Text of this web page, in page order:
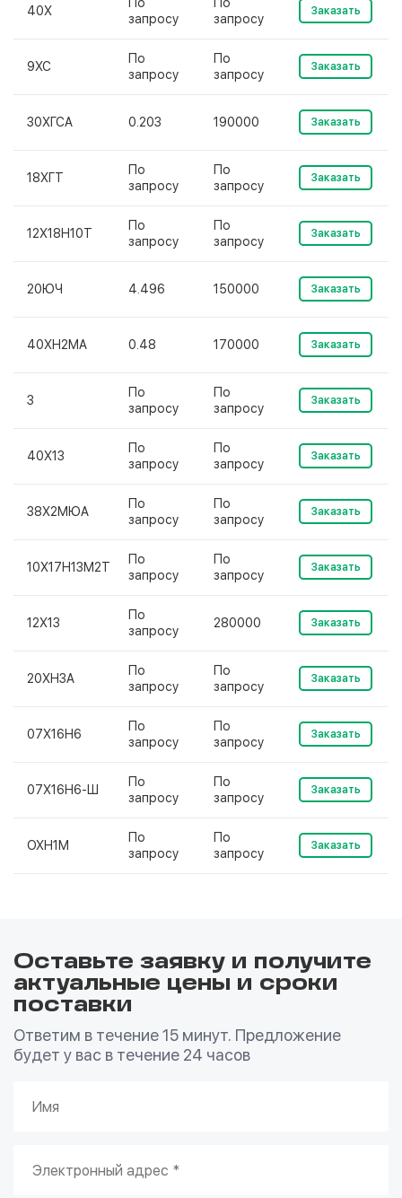
40Х
запросу
запросу
Заказать
9ХС
По
запросу
По
запросу
Заказать
30ХГСА 0.203 190000 Заказать
18ХГТ
По
запросу
По
запросу
Заказать
12Х18Н10Т
По
запросу
По
запросу
Заказать
20ЮЧ 4.496 150000 Заказать
40ХН2МА 0.48 170000 Заказать
3
По
запросу
По
запросу
Заказать
40Х13
По
запросу
По
запросу
Заказать
38Х2МЮА
По
запросу
По
запросу
Заказать
10Х17Н13М2Т
По
запросу
По
запросу
Заказать
12Х13
По
запросу
280000 Заказать
20ХН3А
По
запросу
По
запросу
Заказать
07Х16Н6
По
запросу
По
запросу
Заказать
07Х16Н6-Ш
По
запросу
По
запросу
Заказать
ОХН1М
По
запросу
По
запросу
Заказать
Оставьте заявку и получите
актуальные цены и сроки
поставки
Ответим в течение 15 минут. Предложение
будет у вас в течение 24 часов